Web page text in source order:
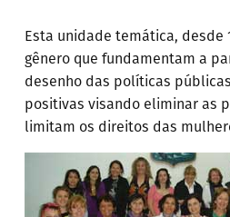
Esta unidade temática, desde
gênero que fundamentam a
desenho das políticas
positivas visando eliminar as
limitam os direitos das